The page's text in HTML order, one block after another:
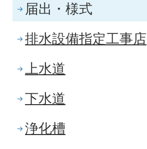
届出・様式
排水設備指定工事店
上水道
下水道
浄化槽